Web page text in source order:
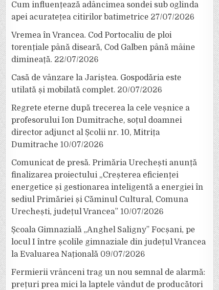
Cum influențează adâncimea sondei sub oglinda
apei acuratețea citirilor batimetrice 27/07/2026
Vremea în Vrancea. Cod Portocaliu de ploi
torențiale până diseară, Cod Galben până mâine
dimineață. 22/07/2026
Casă de vânzare la Jariștea. Gospodăria este
utilată și mobilată complet. 20/07/2026
Regrete eterne după trecerea la cele veșnice a
profesorului Ion Dumitrache, soțul doamnei
director adjunct al Școlii nr. 10, Mitrița
Dumitrache 10/07/2026
Comunicat de presă. Primăria Urechești anunță
finalizarea proiectului „Creșterea eficienței
energetice și gestionarea inteligentă a energiei în
sediul Primăriei și Căminul Cultural, Comuna
Urechești, județul Vrancea” 10/07/2026
Școala Gimnazială „Anghel Saligny” Focșani, pe
locul I între școlile gimnaziale din județul Vrancea
la Evaluarea Națională 09/07/2026
Fermierii vrânceni trag un nou semnal de alarmă:
prețuri prea mici la laptele vândut de producători